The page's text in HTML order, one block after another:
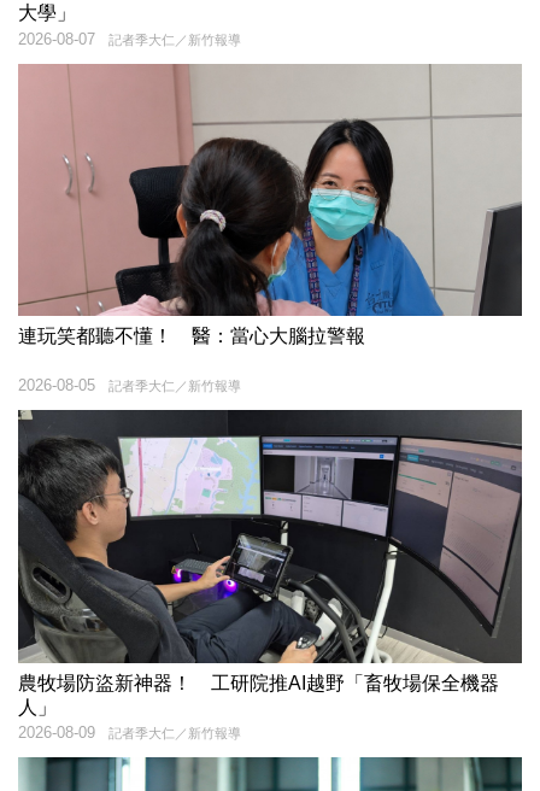
大學」
記者季大仁／新竹報導
2026-08-07
連玩笑都聽不懂！ 醫：當心大腦拉警報
記者季大仁／新竹報導
2026-08-05
農牧場防盜新神器！ 工研院推AI越野「畜牧場保全機器
人」
記者季大仁／新竹報導
2026-08-09